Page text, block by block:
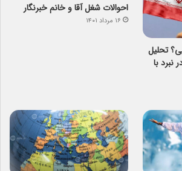
تحلیل
نبرد با
احوالات شغل آقا و خانم خبرنگار
۱۶ مرداد ۱۴۰۱